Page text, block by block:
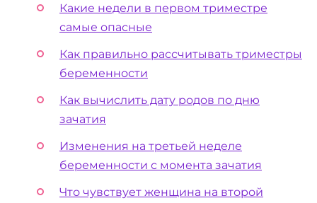
Какие недели в первом триместре
самые опасные
Как правильно рассчитывать триместры
беременности
Как вычислить дату родов по дню
зачатия
Изменения на третьей неделе
беременности с момента зачатия
Что чувствует женщина на второй